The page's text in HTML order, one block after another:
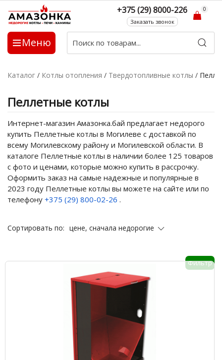
Меню
+375 (29) 8000-226
Заказать звонок
0
Каталог / Котлы отопления / Твердотопливные котлы /
Пеллетные котлы
Интернет-магазин Амазонка.бай предлагает недорого
купить Пеллетные котлы в Могилеве с доставкой по
всему Могилевскому району и Могилевской области. В
каталоге Пеллетные котлы в наличии более 125 товаров
с фото и ценами, которые можно купить в рассрочку.
Оформить заказ на самые надежные и популярные в
2023 году Пеллетные котлы вы можете на сайте или по
телефону +375 (29) 800-02-26 .
Сортировать по: цене, сначала недорогие
Фильтр